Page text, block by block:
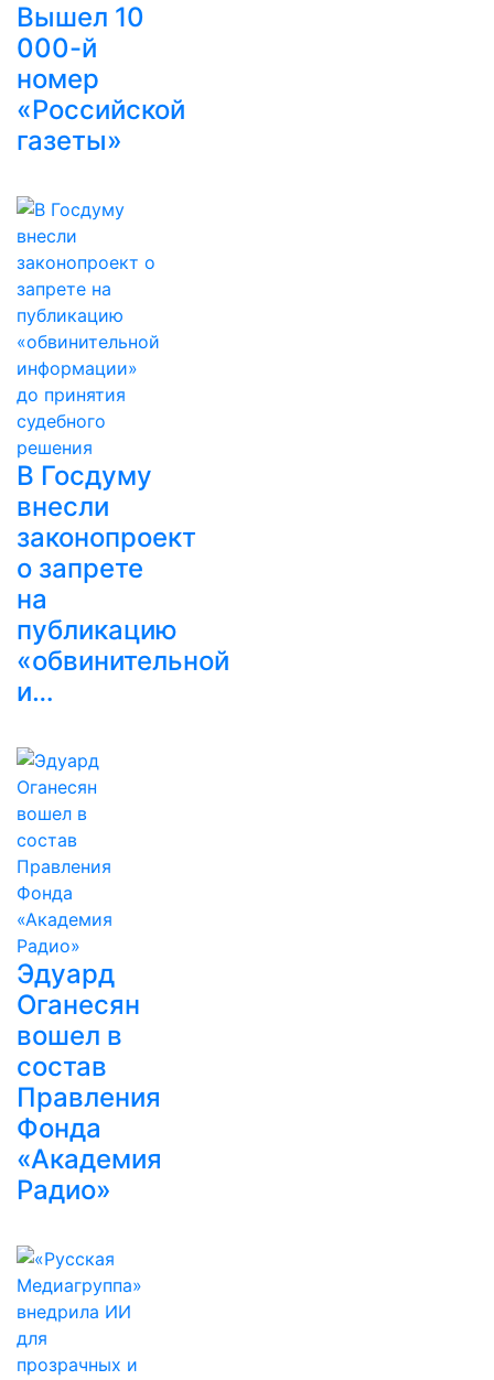
Вышел 10
000-й
номер
«Российской
газеты»
В Госдуму
внесли
законопроект
о запрете
на
публикацию
«обвинительной
и…
Эдуард
Оганесян
вошел в
состав
Правления
Фонда
«Академия
Радио»